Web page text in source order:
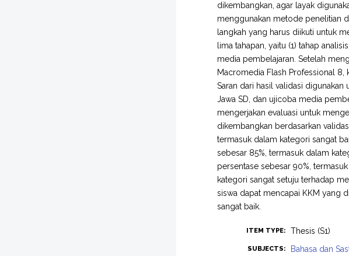
dikembangkan, agar layak
menggunakan metode penelitian
langkah yang harus diikuti untuk
lima tahapan, yaitu (1) tahap
media pembelajaran. Setelah
Macromedia Flash Professional
Saran dari hasil validasi
Jawa SD, dan ujicoba media
mengerjakan evaluasi untuk
dikembangkan berdasarkan
termasuk dalam kategori sangat
sebesar 85%, termasuk dalam
persentase sebesar 90%,
kategori sangat setuju terhadap
siswa dapat mencapai KKM yang
sangat baik.
ITEM TYPE: Thesis (S1)
SUBJECTS: Bahasa dan